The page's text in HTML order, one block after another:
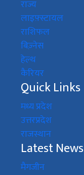
राज्य
लाइफ़्स्टायल
राशिफल
बिज़्नेस
हेल्थ
कैरियर
Quick Links
मध्य प्रदेश
उत्तरप्रदेश
राजस्थान
Latest News
मैगजीन